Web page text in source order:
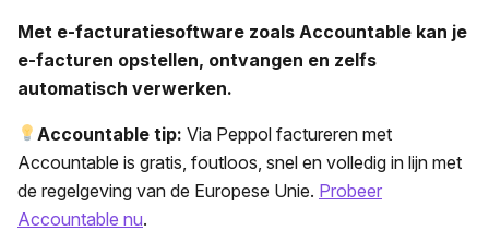
Met e-facturatiesoftware zoals Accountable kan je
e-facturen opstellen, ontvangen en zelfs
automatisch verwerken.
Accountable tip: Via Peppol factureren met
Accountable is gratis, foutloos, snel en volledig in lijn met
de regelgeving van de Europese Unie. Probeer
Accountable nu.